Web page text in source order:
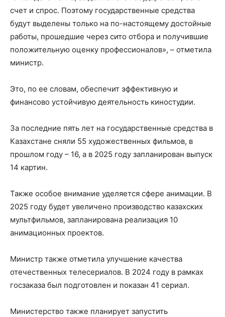
счет и спрос. Поэтому государственные средства
будут выделены только на по-настоящему достойные
работы, прошедшие через сито отбора и получившие
положительную оценку профессионалов», – отметила
министр.
Это, по ее словам, обеспечит эффективную и
финансово устойчивую деятельность киностудии.
За последние пять лет на государственные средства в
Казахстане сняли 55 художественных фильмов, в
прошлом году – 16, а в 2025 году запланирован выпуск
14 картин.
Также особое внимание уделяется сфере анимации. В
2025 году будет увеличено производство казахских
мультфильмов, запланирована реализация 10
анимационных проектов.
Министр также отметила улучшение качества
отечественных телесериалов. В 2024 году в рамках
госзаказа был подготовлен и показан 41 сериал.
Министерство также планирует запустить